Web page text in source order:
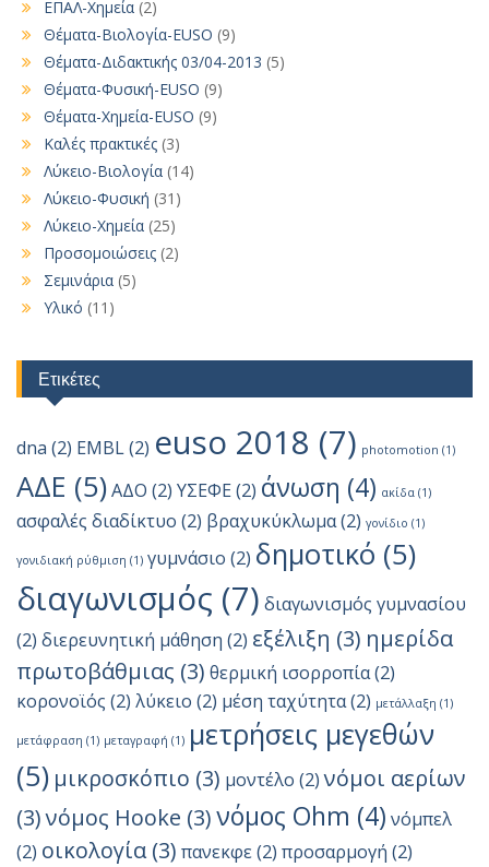
ΕΠΑΛ-Χημεία (2)
Θέματα-Βιολογία-EUSO (9)
Θέματα-Διδακτικής 03/04-2013 (5)
Θέματα-Φυσική-EUSO (9)
Θέματα-Χημεία-EUSO (9)
Καλές πρακτικές (3)
Λύκειο-Βιολογία (14)
Λύκειο-Φυσική (31)
Λύκειο-Χημεία (25)
Προσομοιώσεις (2)
Σεμινάρια (5)
Υλικό (11)
Ετικέτες
dna (2) EMBL(2) euso 2018 (7) photomotion (1)
ΑΔΕ (5)ΑΔΟ (2) ΥΣΕΦΕ(2) άνωση (4) ακίδα (1)
ασφαλές διαδίκτυο (2) βραχυκύκλωμα(2) γονίδιο (1)
γονιδιακή ρύθμιση (1) γυμνάσιο (2) δημοτικό (5)
διαγωνισμός (7) διαγωνισμός γυμνασίου
(2) διερευνητική μάθηση (2) εξέλιξη (3) ημερίδα
πρωτοβάθμιας (3) θερμική ισορροπία(2)
κορονοϊός (2) λύκειο (2) μέση ταχύτητα(2) μετάλλαξη (1)
μετάφραση (1) μεταγραφή (1) μετρήσεις μεγεθών
(5) μικροσκόπιο (3) μοντέλο (2) νόμοι αερίων
(3)νόμος Hooke (3)νόμος Ohm (4) νόμπελ
(2) οικολογία(3) πανεκφε(2) προσαρμογή (2)